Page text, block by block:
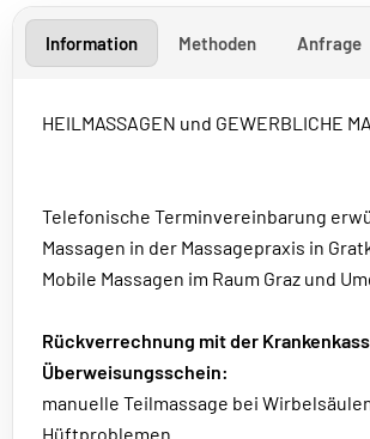
Information Methoden Anfrage
HEILMASSAGEN und GEWERBLICHE
Telefonische Terminvereinbarung
Massagen in der Massagepraxis in
Mobile Massagen im Raum Graz und
Rückverrechnung mit der
Überweisungsschein:
manuelle Teilmassage bei
Hüftproblemen